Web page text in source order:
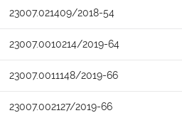
23007.021409/2018-54
23007.0010214/2019-64
23007.0011148/2019-66
23007.002127/2019-66